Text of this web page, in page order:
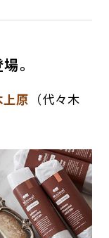
。
原 （代々木